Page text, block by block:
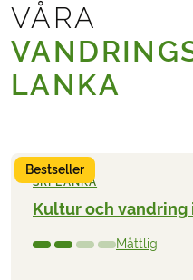
VÅRA
LANKA
Bestseller
SRI LANKA
Kultur och vandring
Måttlig